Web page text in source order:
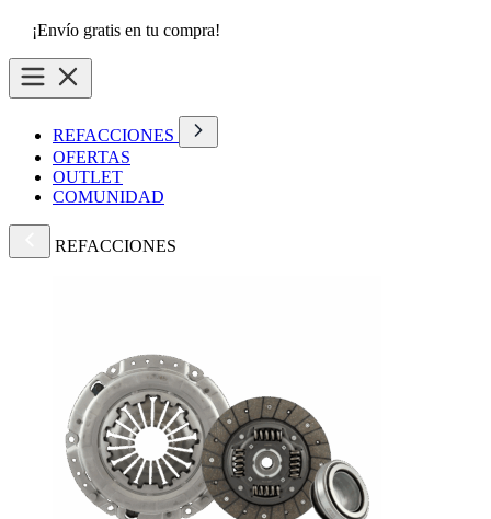
¡Envío gratis en tu compra!
REFACCIONES
OFERTAS
OUTLET
COMUNIDAD
REFACCIONES